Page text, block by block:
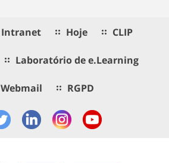
Intranet Hoje CLIP
Laboratório de e.Learning
Webmail RGPD